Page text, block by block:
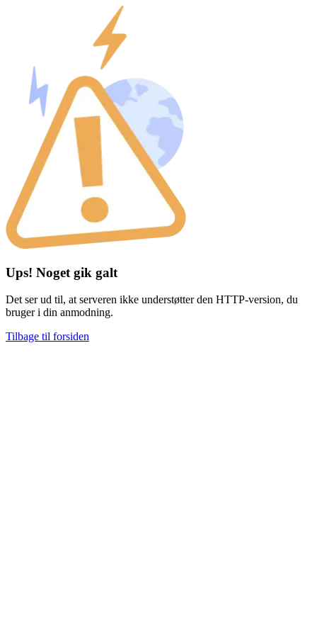
Ups! Noget gik galt
Det ser ud til, at serveren ikke understøtter den HTTP-version, du
bruger i din anmodning.
Tilbage til forsiden